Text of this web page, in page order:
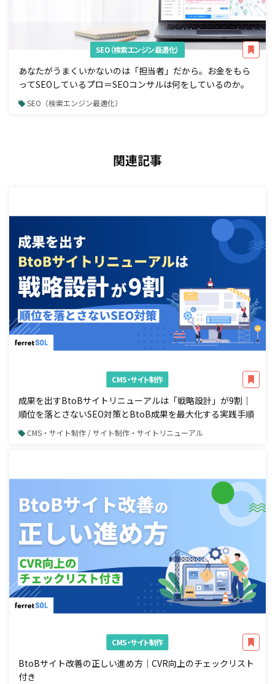
SEO（検索エンジン最適化）
あなたがうまくいかないのは「担当者」だから。お金をもら
ってSEOしているプロ＝SEOコンサルは何をしているのか。
SEO（検索エンジン最適化）
関連記事
CMS・サイト制作
成果を出すBtoBサイトリニューアルは「戦略設計」が9割｜
順位を落とさないSEO対策とBtoB成果を最大化する実践手順
CMS・サイト制作 / サイト制作・サイトリニューアル
CMS・サイト制作
BtoBサイト改善の正しい進め方｜CVR向上のチェックリスト
付き